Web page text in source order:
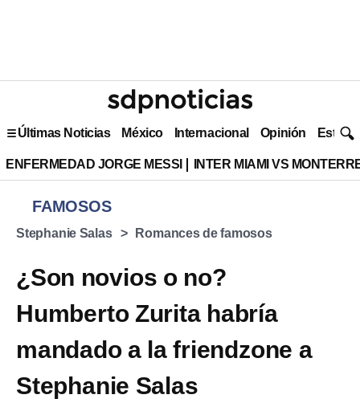
Últimas Noticias México Internacional Opinión Estilo
ENFERMEDAD JORGE MESSI INTER MIAMI VS
FAMOSOS
Stephanie Salas Romances de famosos
¿Son novios o no?
Humberto Zurita habría
mandado a la friendzone a
Stephanie Salas